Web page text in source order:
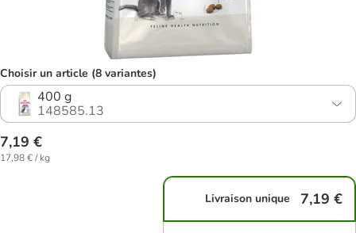
Choisir un article (8 variantes)
400 g
148585.13
7,19 €
17,98 € / kg
Livraison unique 7,19 €